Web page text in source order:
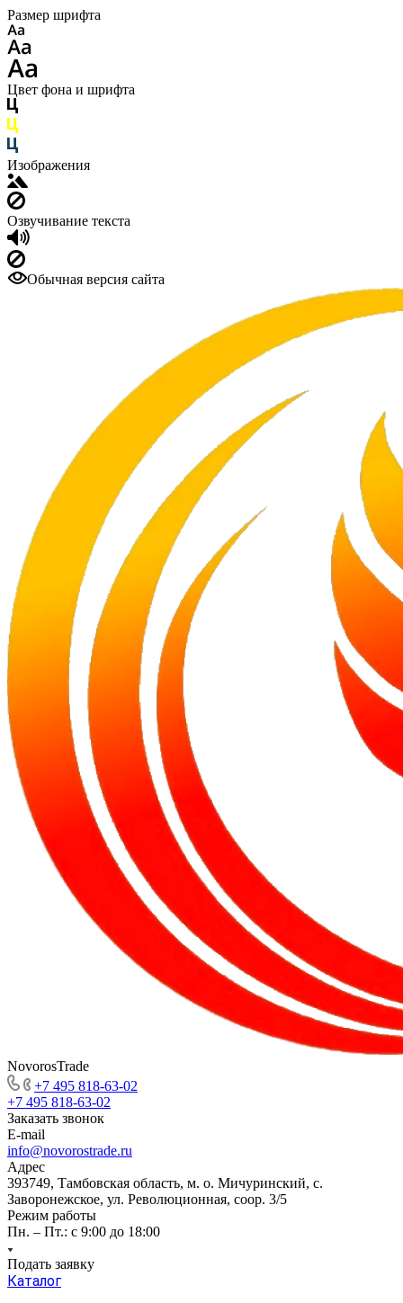
Размер шрифта
Цвет фона и шрифта
Изображения
Озвучивание текста
Обычная версия сайта
NovorosTrade
+7 495 818-63-02
+7 495 818-63-02
Заказать звонок
E-mail
info@novorostrade.ru
Адрес
393749, Тамбовская область, м. о. Мичуринский, с.
Заворонежское, ул. Революционная, соор. 3/5
Режим работы
Пн. – Пт.: с 9:00 до 18:00
Подать заявку
Каталог